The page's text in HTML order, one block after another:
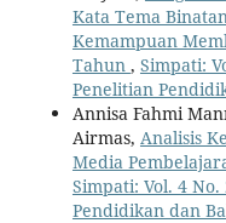
Kata Tema
Kemampuan
Tahun , Simpati:
Penelitian
Annisa Fahmi
Airmas, Analisis
Media
Simpati: Vol. 4
Pendidikan dan